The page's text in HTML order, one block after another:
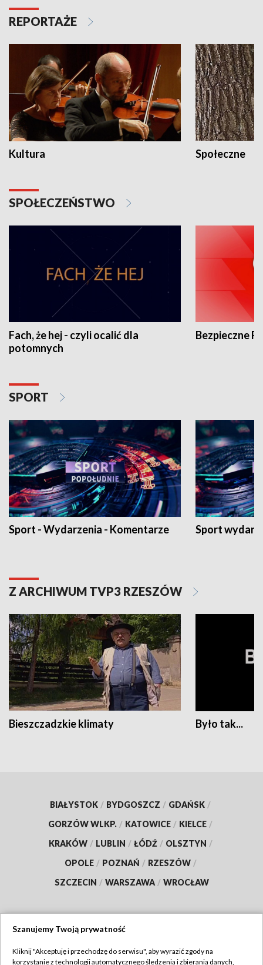
REPORTAŻE
Kultura Społeczne
SPOŁECZEŃSTWO
Fach, że hej - czyli ocalić dla
potomnych
Bezpieczne
SPORT
Sport - Wydarzenia - Komentarze Sport
Z ARCHIWUM TVP3 RZESZÓW
Bieszczadzkie klimaty Było tak...
BIAŁYSTOK / BYDGOSZCZ / GDAŃSK /
GORZÓW WLKP. / KATOWICE / KIELCE /
KRAKÓW / LUBLIN / ŁÓDŹ / OLSZTYN /
OPOLE / POZNAŃ / RZESZÓW /
SZCZECIN / WARSZAWA / WROCŁAW
Szanujemy Twoją prywatność
Kliknij "Akceptuję i przechodzę do serwisu", aby wyrazić zgody na
korzystanie z technologii automatycznego śledzenia i zbierania danych,